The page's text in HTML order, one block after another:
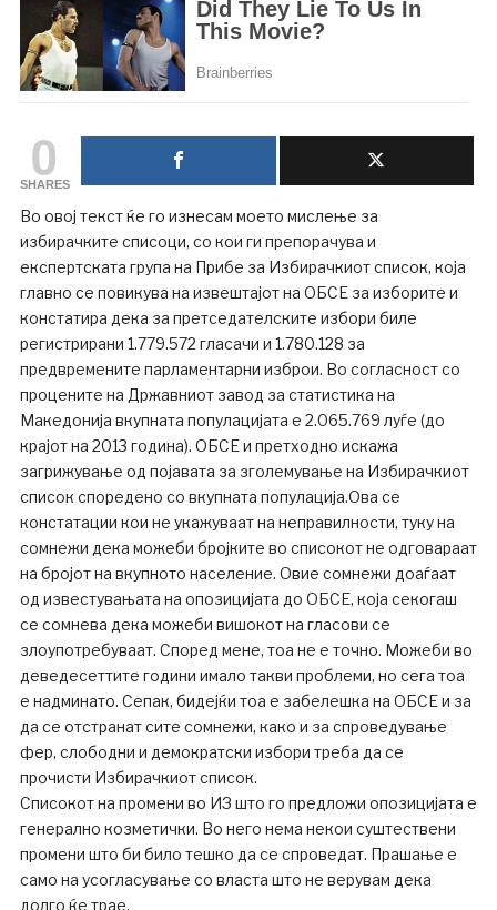
0
SHARES
Во овој текст ќе го изнесам моето мислење за
избирачките списоци, со кои ги препорачува и
експертската група на Прибе за Избирачкиот список, која
главно се повикува на извештајот на ОБСЕ за изборите и
констатира дека за претседателските избори биле
регистрирани 1.779.572 гласачи и 1.780.128 за
предвремените парламентарни изброи. Во согласност со
процените на Државниот завод за статистика на
Македонија вкупната популацијата е 2.065.769 луѓе (до
крајот на 2013 година). ОБСЕ и претходно искажа
загрижување од појавата за зголемување на Избирачкиот
список споредено со вкупната популација.Ова се
констатации кои не укажуваат на неправилности, туку на
сомнежи дека можеби бројките во списокот не одговараат
на бројот на вкупното население. Овие сомнежи доаѓаат
од известувањата на опозицијата до ОБСЕ, која секогаш
се сомнева дека можеби вишокот на гласови се
злоупотребуваат. Според мене, тоа не е точно. Можеби во
деведесеттите години имало такви проблеми, но сега тоа
е надминато. Сепак, бидејќи тоа е забелешка на ОБСЕ и за
да се отстранат сите сомнежи, како и за спроведување
фер, слободни и демократски избори треба да се
прочисти Избирачкиот список.
Списокот на промени во ИЗ што го предложи опозицијата е
генерално козметички. Во него нема некои суштествени
промени што би било тешко да се спроведат. Прашање е
само на усогласување со власта што не верувам дека
долго ќе трае.